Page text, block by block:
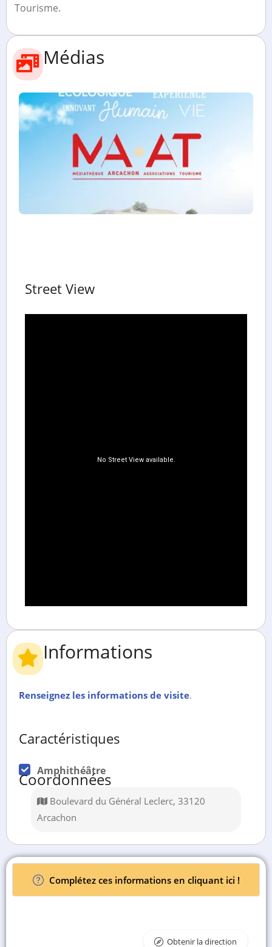
Informations
Renseignez les informations de visite.
Caractéristiques
Amphithéâtre
Coordonnées
Boulevard du Général Leclerc, 33120
Arcachon
Tourisme.
Médias
Street View
Complétez ces informations en cliquant ici !
Obtenir la direction